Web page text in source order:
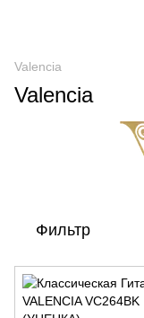
Valencia
Valencia
Фильтр